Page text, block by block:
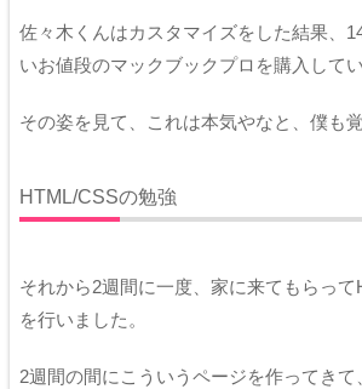
佐々木くんはカスタマイズをした結果、
いお値段のマックブックプロを購入してい
その姿を見て、これは本気やなと、僕も
HTML/CSSの勉強
それから2週間に一度、家に来てもらっ
を行いました。
2週間の間にこういうページを作ってきて